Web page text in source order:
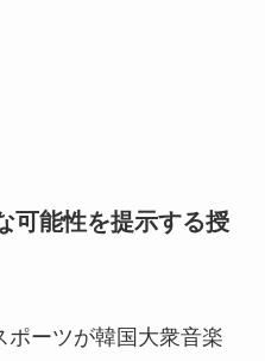
可能性を提示する授
ポーツが韓国大衆音楽